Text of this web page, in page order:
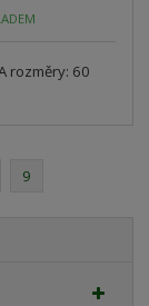
rozměry: 60
9